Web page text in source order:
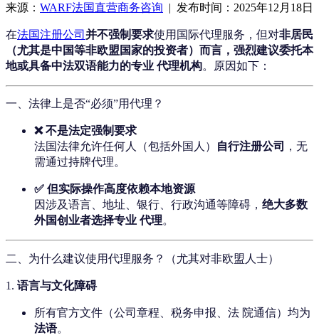
来源： WARF法国直营商务咨询 | 发布时间：2025年12月18日
在法国注册公司 并不强制要求使用国际代理服务，但对非居民
（尤其是中国等非欧盟国家的投资者）而言，强烈建议委托本
地或具备中法双语能力的专业 代理机构。原因如下：
一、法律上是否“必须”用代理？
❌ 不是法定强制要求
法国法律允许任何人（包括外国人）
自行注册公司
，无
需通过持牌代理。
✅ 但实际操作高度依赖本地资源
因涉及语言、地址、银行、行政沟通等障碍， 绝大多数
外国创业者选择专业 代理。
二、为什么建议使用代理服务？（尤其对非欧盟人士）
1. 语言与文化障碍
所有官方文件（公司章程、税务申报、法 院通信）均为
法语。